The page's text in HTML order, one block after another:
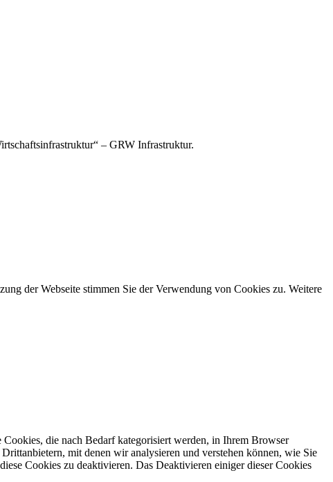
– GRW Infrastruktur.
der Webseite stimmen Sie der Verwendung von Cookies zu. Weitere
die nach Bedarf kategorisiert werden, in Ihrem Browser
mit denen wir analysieren und verstehen können, wie Sie
Cookies zu deaktivieren. Das Deaktivieren einiger dieser Cookies